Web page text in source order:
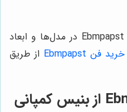
با توجه به موارد فوق، فروش فن Ebmpapst در مدل‌ها و ابعاد
خرید فن Ebmpapst
از طریق